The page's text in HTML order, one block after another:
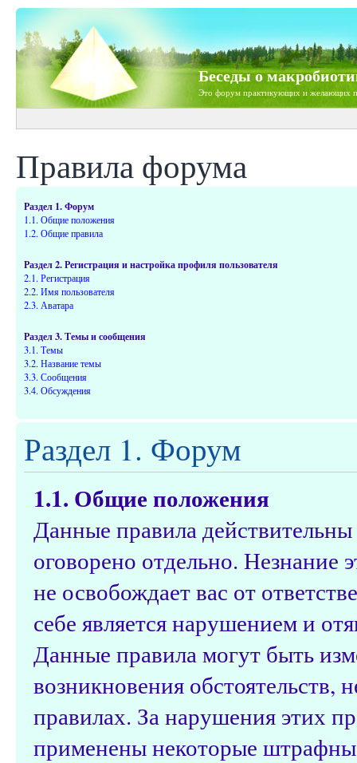
Беседы о
Это форум практикующих и желающих
Правила форума
Раздел 1. Форум
1.1. Общие положения
1.2. Общие правила
Раздел 2. Регистрация и настройка профиля пользователя
2.1. Регистрация
2.2. Имя пользователя
2.3. Аватара
Раздел 3. Темы и сообщения
3.1. Темы
3.2. Название темы
3.3. Сообщения
3.4. Обсуждения
Раздел 1. Форум
1.1. Общие положения
Данные правила
оговорено отдельно. Незнание
не освобождает вас от
себе является нарушением и
Данные правила могут быть
возникновения
правилах. За нарушения этих
применены некоторые